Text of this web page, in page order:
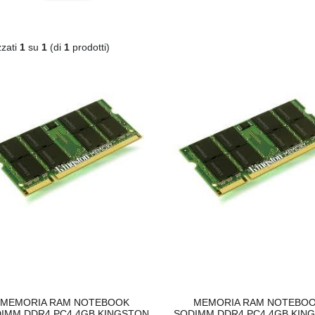
1 su 1 (di 1 prodotti)
MEMORIA RAM NOTEBOOK
MEMORIA RAM